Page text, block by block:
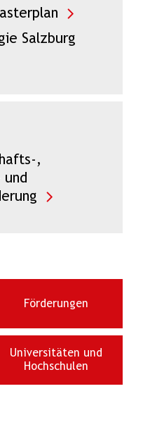
Salzburg
,
Förderungen
Universitäten und
Hochschulen